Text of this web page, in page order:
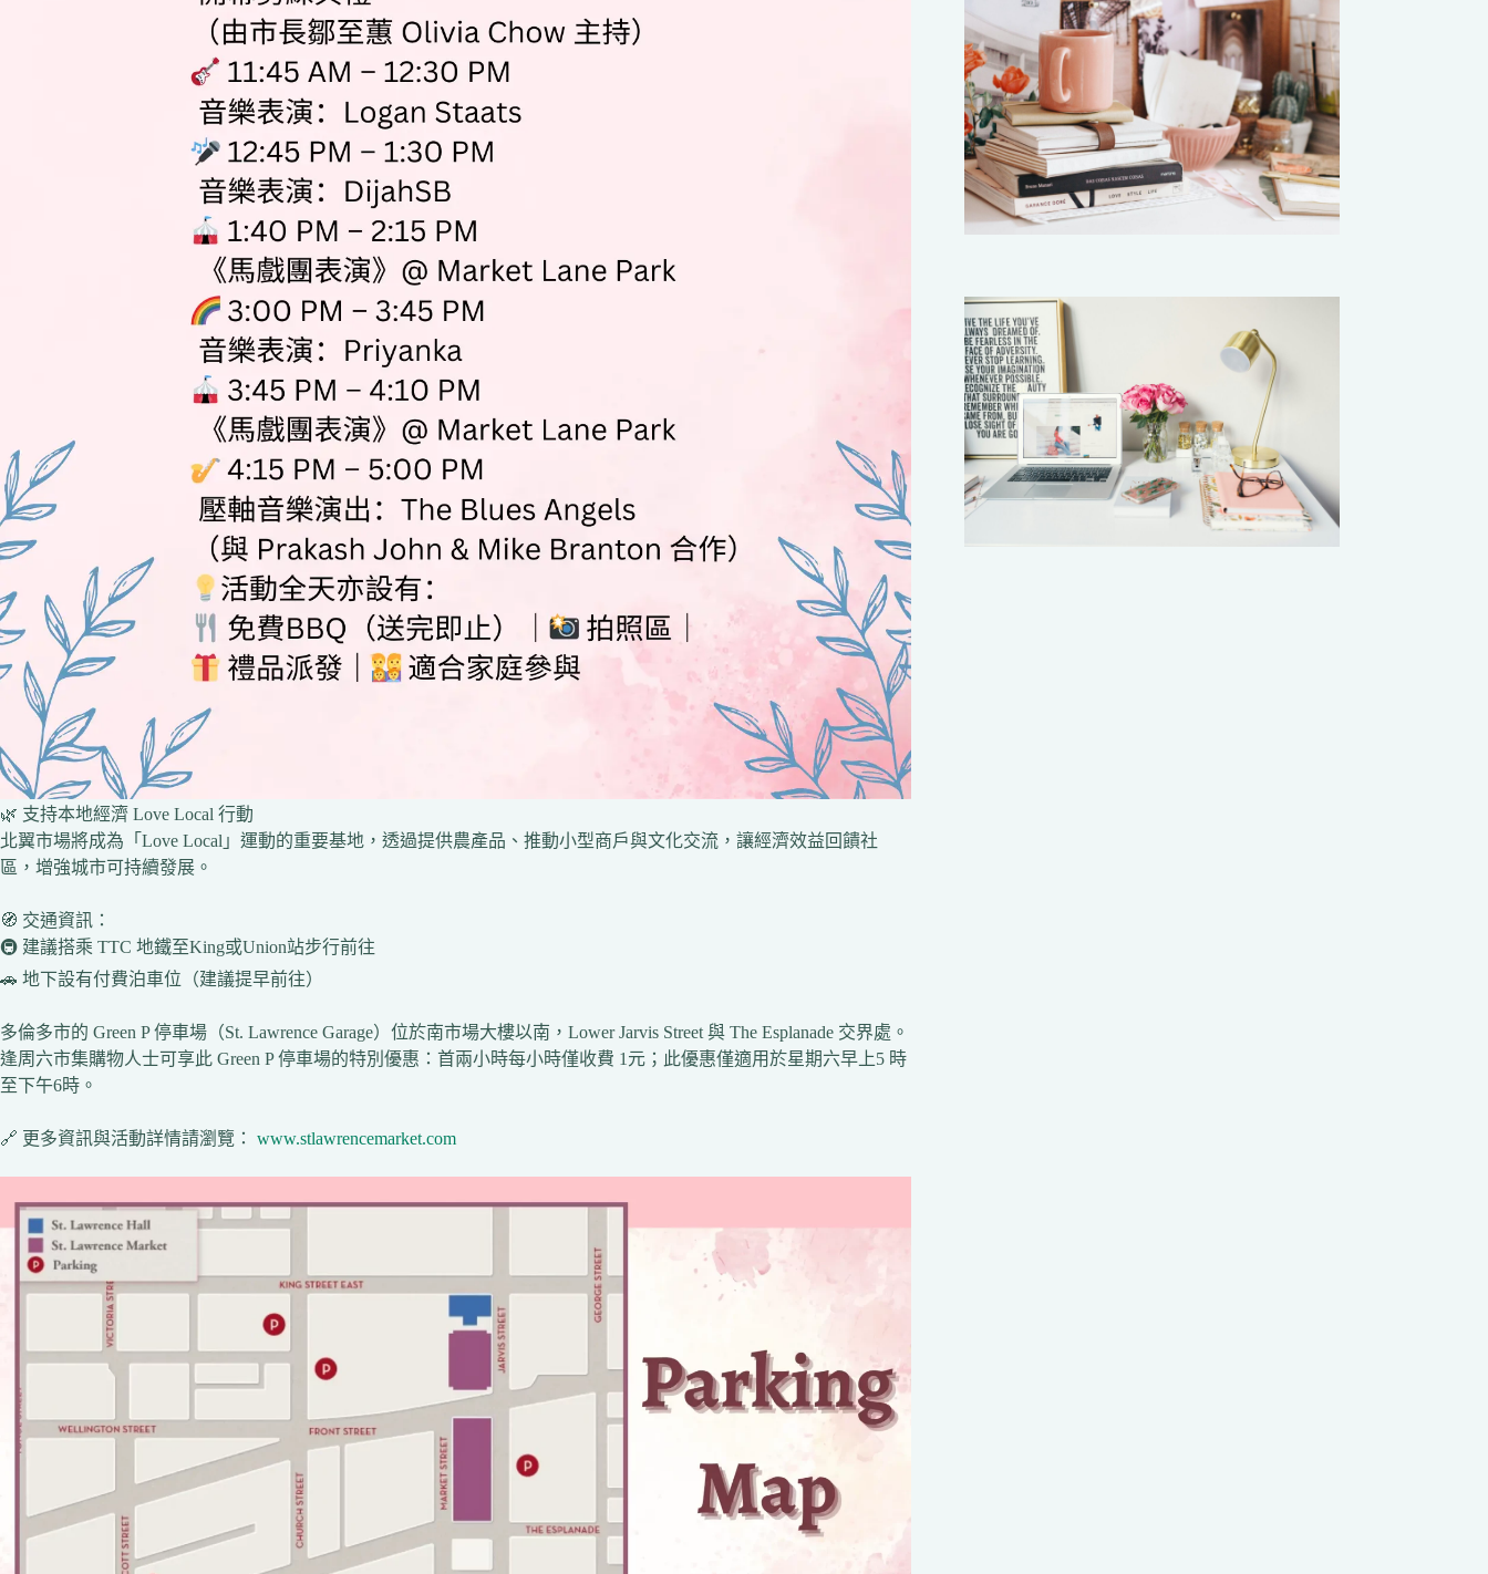
🌿 支持本地經濟 Love Local 行動
北翼市場將成為「Love Local」運動的重要基地，透過提供農產品、推動小型商戶與文化交流，讓經濟效益回饋社
區，增強城市可持續發展。
🧭 交通資訊：
🚇 建議搭乘 TTC 地鐵至King或Union站步行前往
🚗 地下設有付費泊車位（建議提早前往）
多倫多市的 Green P 停車場（St. Lawrence Garage）位於南市場大樓以南，Lower Jarvis Street 與 The Esplanade 交界處。
逢周六市集購物人士可享此 Green P 停車場的特別優惠：首兩小時每小時僅收費 1元；此優惠僅適用於星期六早上5 時
至下午6時。
🔗 更多資訊與活動詳情請瀏覽： www.stlawrencemarket.com